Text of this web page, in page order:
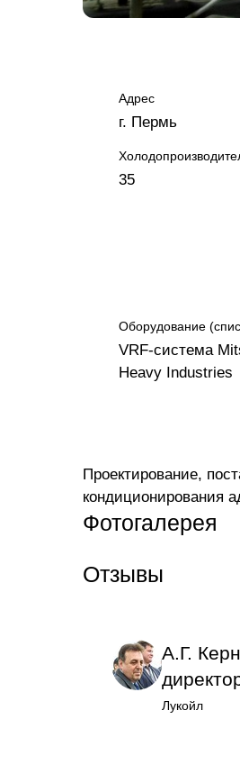
Адрес
г. Пермь
35
Оборудование
VRF-система
Heavy Industries
Проектирование,
кондиционирования
Фотогалерея
Отзывы
А.Г.
Лукойл